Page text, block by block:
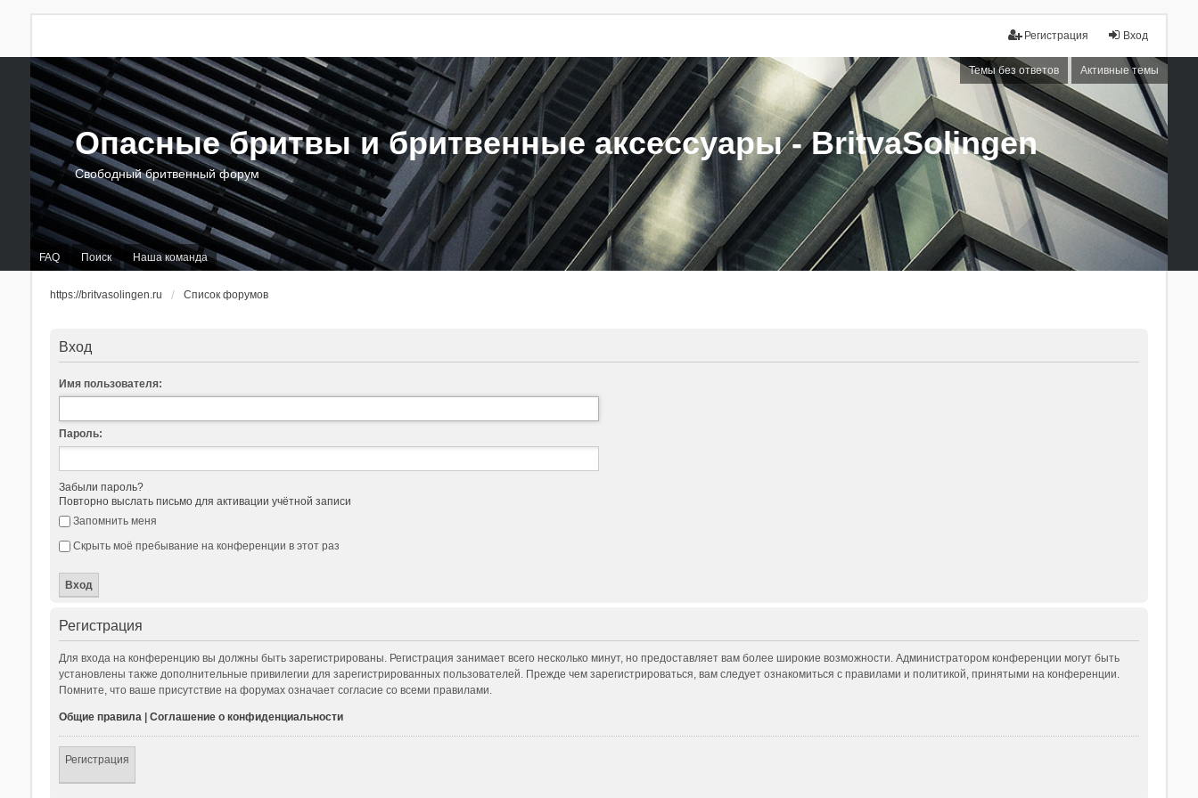
Вход
Регистрация
Темы без ответов Активные темы
FAQ Поиск Наша команда
Опасные бритвы и бритвенные аксессуары - BritvaSolingen
Свободный бритвенный форум
https://britvasolingen.ru Список форумов
Вход
Имя пользователя:
Пароль:
Забыли пароль?
Повторно выслать письмо для активации учётной записи
Запомнить меня
Скрыть моё пребывание на конференции в этот раз
Регистрация
Для входа на конференцию вы должны быть зарегистрированы. Регистрация занимает всего несколько минут, но предоставляет вам более широкие возможности. Администратором конференции могут быть
установлены также дополнительные привилегии для зарегистрированных пользователей. Прежде чем зарегистрироваться, вам следует ознакомиться с правилами и политикой, принятыми на конференции.
Помните, что ваше присутствие на форумах означает согласие со всеми правилами.
Общие правила| Соглашение о конфиденциальности
Регистрация